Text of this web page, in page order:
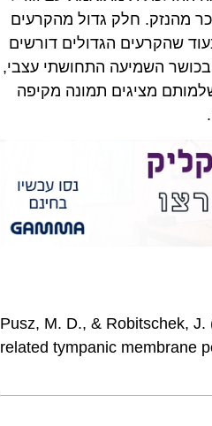
מהנזק. חלק גדול מהקרעים
שהקרעים הגדולים דורשים
בכושר השמיעה התחושתי עצבי,
מציגים תמונה מקיפה
Pusz, M. D., & Robitschek,
related tympanic membrane